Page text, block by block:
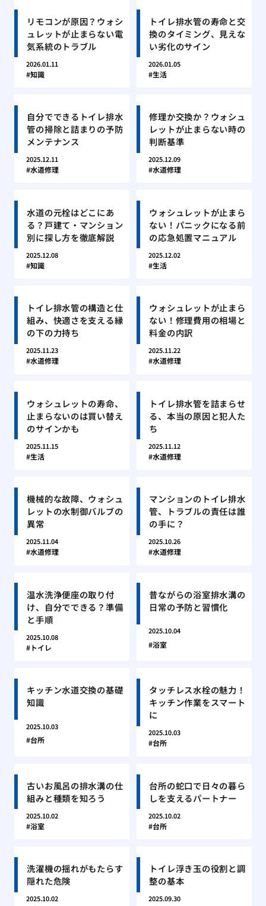
リモコンが原因？ウォシ
ュレットが止まらない電
気系統のトラブル
2026.01.11
知識
トイレ排水管の寿命と交
換のタイミング、見えな
い劣化のサイン
2026.01.05
生活
自分でできるトイレ排水
管の掃除と詰まりの予防
メンテナンス
2025.12.11
水道修理
修理か交換か？ウォシュ
レットが止まらない時の
判断基準
2025.12.09
水道修理
水道の元栓はどこにあ
る？戸建て・マンション
別に探し方を徹底解説
2025.12.08
知識
ウォシュレットが止まら
ない！パニックになる前
の応急処置マニュアル
2025.12.02
生活
トイレ排水管の構造と仕
組み、快適さを支える縁
の下の力持ち
2025.11.23
水道修理
ウォシュレットが止まら
ない！修理費用の相場と
料金の内訳
2025.11.22
水道修理
ウォシュレットの寿命、
止まらないのは買い替え
のサインかも
2025.11.15
生活
トイレ排水管を詰まらせ
る、本当の原因と犯人た
ち
2025.11.12
水道修理
機械的な故障、ウォシュ
レットの水制御バルブの
異常
2025.11.04
水道修理
マンションのトイレ排水
管、トラブルの責任は誰
の手に？
2025.10.26
水道修理
温水洗浄便座の取り付
け、自分でできる？準備
と手順
2025.10.08
トイレ
昔ながらの浴室排水溝の
日常の予防と習慣化
2025.10.04
浴室
キッチン水道交換の基礎
知識
2025.10.03
台所
タッチレス水栓の魅力！
キッチン作業をスマート
に
2025.10.03
台所
古いお風呂の排水溝の仕
組みと種類を知ろう
2025.10.02
浴室
台所の蛇口で日々の暮ら
しを支えるパートナー
2025.10.02
台所
洗濯機の揺れがもたらす
隠れた危険
2025.10.02
トイレ浮き玉の役割と調
整の基本
2025.09.30